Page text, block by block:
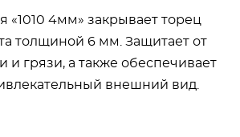
«1010 4мм» закрывает торец
толщиной 6 мм. Защитает от
и грязи, а также обеспечивает
внешний вид.